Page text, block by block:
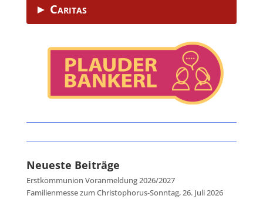
► Caritas
Neueste Beiträge
Erstkommunion Voranmeldung 2026/2027
Familienmesse zum Christophorus-Sonntag, 26. Juli 2026